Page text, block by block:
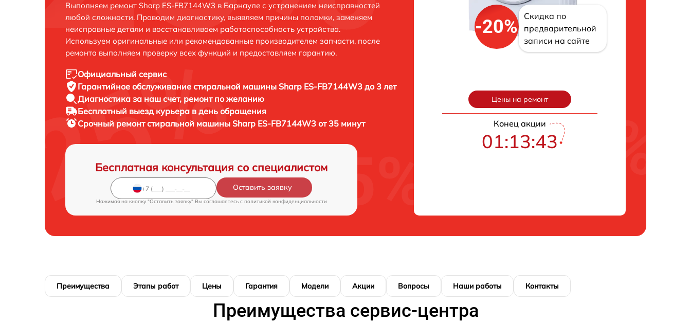
Выполняем ремонт Sharp ES-FB7144W3 в Барнауле с устранением неисправностей
любой сложности. Проводим диагностику, выявляем причины поломки, заменяем
неисправные детали и восстанавливаем работоспособность устройства.
Используем оригинальные или рекомендованные производителем запчасти, после
ремонта выполняем проверку всех функций и предоставляем гарантию.
Официальный сервис
Гарантийное обслуживание стиральной машины Sharp ES-FB7144W3 до 3 лет
Диагностика за наш счет, ремонт по желанию
Бесплатный выезд курьера в день обращения
Срочный ремонтстиральной машины Sharp ES-FB7144W3 от 35 минут
Бесплатная консультация со специалистом
Оставить заявку
Нажимая на кнопку "Оставить заявку" Вы соглашаетесь c политикой конфиденциальности
-20%
Скидка по
предварительной
записи на сайте
Цены на ремонт
Конец акции
01:13:42
Преимущества Этапы работ Цены Гарантия Модели Акции Вопросы Наши работы Контакты
Преимущества сервис-центра